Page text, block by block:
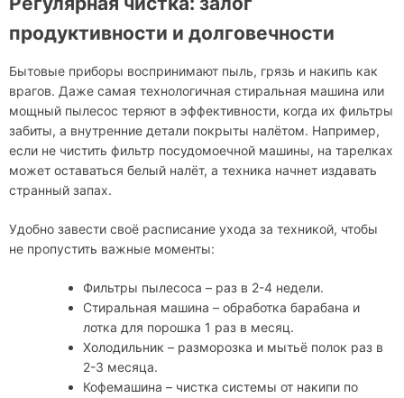
продуктивности и долговечности
Бытовые приборы воспринимают пыль, грязь и накипь как
врагов. Даже самая технологичная стиральная машина или
мощный пылесос теряют в эффективности, когда их фильтры
забиты, а внутренние детали покрыты налётом. Например,
если не чистить фильтр посудомоечной машины, на тарелках
может оставаться белый налёт, а техника начнет издавать
странный запах.
Удобно завести своё расписание ухода за техникой, чтобы
не пропустить важные моменты:
Фильтры пылесоса – раз в 2-4 недели.
Стиральная машина – обработка барабана и
лотка для порошка 1 раз в месяц.
Холодильник – разморозка и мытьё полок раз в
2-3 месяца.
Кофемашина – чистка системы от накипи по